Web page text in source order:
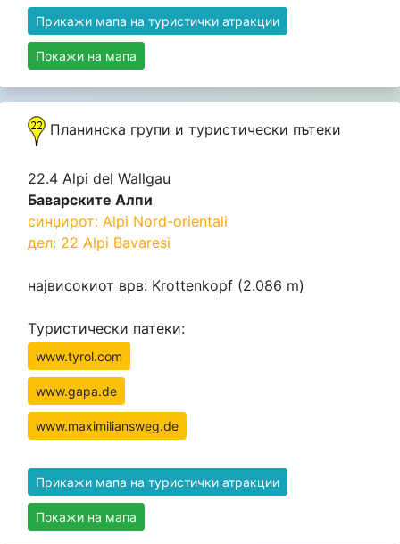
Прикажи мапа на туристички атракции
Покажи на мапа
Планинска групи и туристически пътеки
22.4 Alpi del Wallgau
Баварските Алпи
синџирот: Alpi Nord-orientali
дел: 22 Alpi Bavaresi
највисокиот врв: Krottenkopf (2.086 m)
Tуристически патеки:
www.tyrol.com
www.gapa.de
www.maximiliansweg.de
Прикажи мапа на туристички атракции
Покажи на мапа